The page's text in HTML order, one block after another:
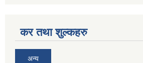
कर तथा शुल्कहरु
अन्य